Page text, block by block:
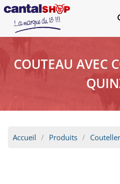
COUTEAU AVEC
Accueil Produits